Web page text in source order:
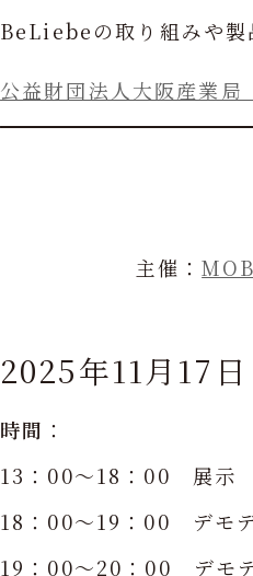
BeLiebeの取り組みや製
公益財団法人大阪産業
主催：
2025年11月17
時間 ：
13：00～18：00 展示
18：00～19：00 デモ
19：00～20：00 デモ